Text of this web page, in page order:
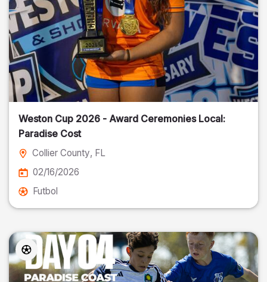
Weston Cup 2026 - Award Ceremonies Local:
Paradise Cost
Collier County, FL
02/16/2026
Futbol